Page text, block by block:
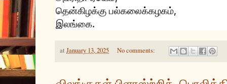
தென்கிழக்கு பல்கலைக்கழகம்,
இலங்கை.
at January 13, 2025 No comments: